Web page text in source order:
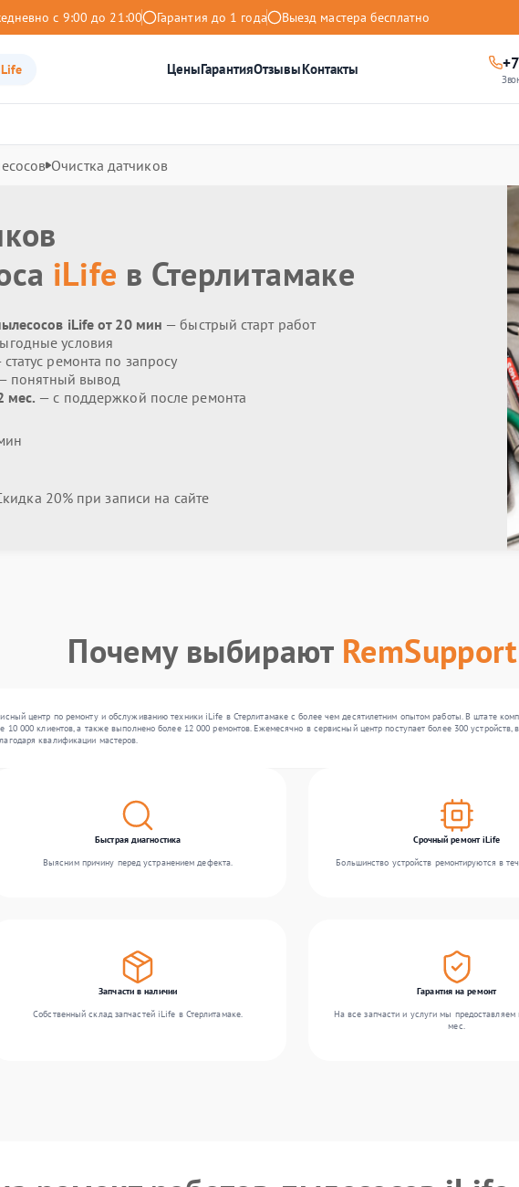
с 9:00 до 21:00 Гарантия до 1 года Выезд мастера бесплатно
ЦеныГарантияОтзывыКонтакты
Очистка датчиков
iLife в Стерлитамаке
iLife от 20 мин — быстрый старт работ
условия
статус ремонта по запросу
понятный вывод
мес. — с поддержкой после ремонта
20% при записи на сайте
Почему выбирают RemSupport
центр по ремонту и обслуживанию техники iLife в Стерлитамаке с более чем десятилетним опытом работы. В штате
10 000 клиентов, а также выполнено более 12 000 ремонтов. Ежемесячно в сервисный центр поступает более 300
квалификации мастеров.
Быстрая диагностика
Выясним причину перед устранением дефекта.
Срочный ремонт iLife
Большинство устройств ремонтируются в
Запчасти в наличии
Собственный склад запчастей iLife в Стерлитамаке.
Гарантия на ремонт
На все запчасти и услуги мы предоставляем
мес.